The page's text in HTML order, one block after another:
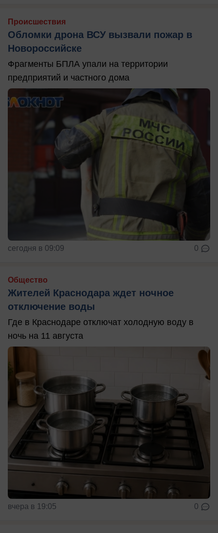
Происшествия
Обломки дрона ВСУ вызвали пожар в
Новороссийске
Фрагменты БПЛА упали на территории
предприятий и частного дома
сегодня в 09:09 0
Общество
Жителей Краснодара ждет ночное
отключение воды
Где в Краснодаре отключат холодную воду в
ночь на 11 августа
вчера в 19:05 0